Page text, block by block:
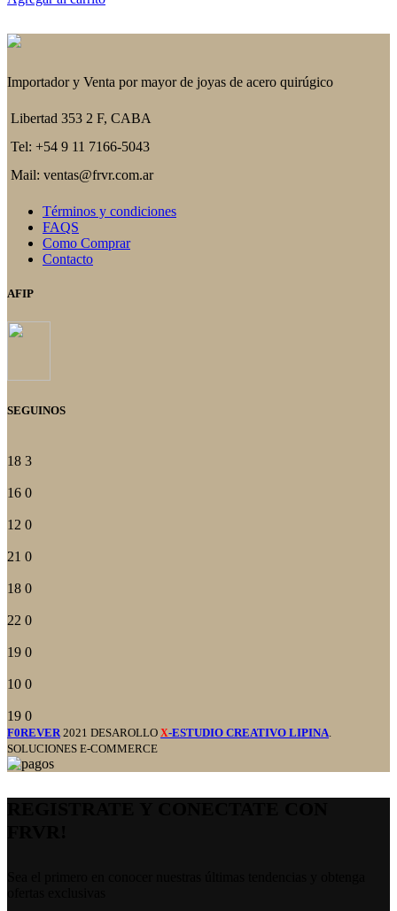
Importador y Venta por mayor de joyas de acero quirúgico
Libertad 353 2 F, CABA
Tel: +54 9 11 7166-5043
Mail: ventas@frvr.com.ar
Términos y condiciones
FAQS
Como Comprar
Contacto
AFIP
SEGUINOS
18 3
16 0
12 0
21 0
18 0
22 0
19 0
10 0
19 0
F0REVER 2021 DESAROLLO X-ESTUDIO CREATIVO LIPINA
SOLUCIONES E-COMMERCE